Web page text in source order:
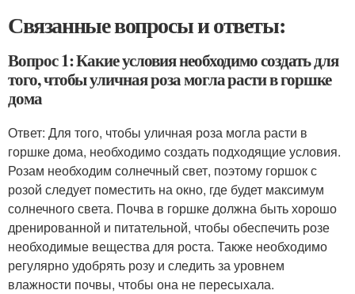
Связанные вопросы и ответы:
Вопрос 1: Какие условия необходимо создать для
того, чтобы уличная роза могла расти в горшке
дома
Ответ: Для того, чтобы уличная роза могла расти в
горшке дома, необходимо создать подходящие условия.
Розам необходим солнечный свет, поэтому горшок с
розой следует поместить на окно, где будет максимум
солнечного света. Почва в горшке должна быть хорошо
дренированной и питательной, чтобы обеспечить розе
необходимые вещества для роста. Также необходимо
регулярно удобрять розу и следить за уровнем
влажности почвы, чтобы она не пересыхала.